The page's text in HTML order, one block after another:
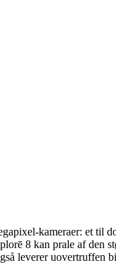
kameraer: et til
8 kan prale af den
leverer uovertruffen